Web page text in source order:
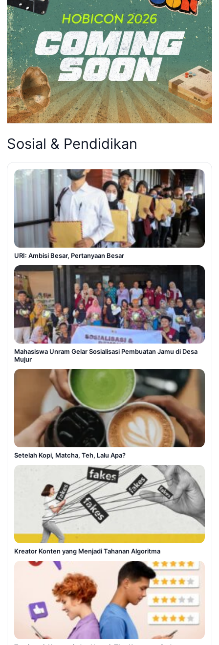
Sosial & Pendidikan
URI: Ambisi Besar, Pertanyaan Besar
Mahasiswa Unram Gelar Sosialisasi Pembuatan Jamu di Desa
Mujur
Setelah Kopi, Matcha, Teh, Lalu Apa?
Kreator Konten yang Menjadi Tahanan Algoritma